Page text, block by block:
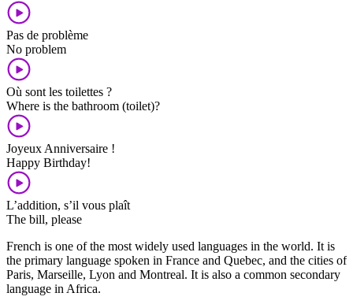
Pas de problème
No problem
Où sont les toilettes ?
Where is the bathroom (toilet)?
Joyeux Anniversaire !
Happy Birthday!
L’addition, s’il vous plaît
The bill, please
French is one of the most widely used languages in the world. It is
the primary language spoken in France and Quebec, and the cities of
Paris, Marseille, Lyon and Montreal. It is also a common secondary
language in Africa.